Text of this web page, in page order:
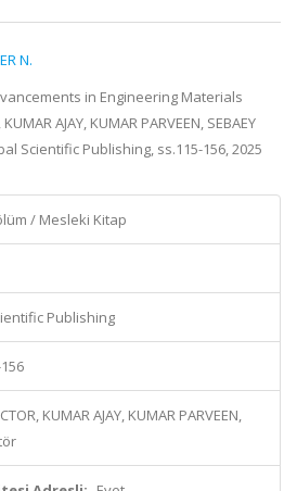
N.
in Engineering Materials
AJAY, KUMAR PARVEEN, SEBAEY
Scientific Publishing, ss.115-156, 2025
/ Mesleki Kitap
Publishing
KUMAR AJAY, KUMAR PARVEEN,